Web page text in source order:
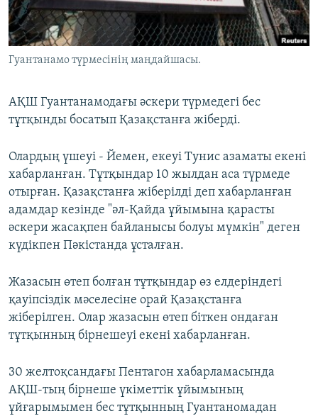
ЖАЗЫЛЫҢЫЗ
Гуантанамо түрмесінің маңдайшасы.
АҚШ Гуантанамодағы әскери түрмедегі бес
тұтқынды босатып Қазақстанға жіберді.
Олардың үшеуі - Йемен, екеуі Тунис азаматы екені
хабарланған. Тұтқындар 10 жылдан аса түрмеде
отырған. Қазақстанға жіберілді деп хабарланған
адамдар кезінде "әл-Қайда ұйымына қарасты
әскери жасақпен байланысы болуы мүмкін" деген
күдікпен Пәкістанда ұсталған.
Жазасын өтеп болған тұтқындар өз елдеріндегі
қауіпсіздік мәселесіне орай Қазақстанға
жіберілген. Олар жазасын өтеп біткен ондаған
тұтқынның бірнешеуі екені хабарланған.
30 желтоқсандағы Пентагон хабарламасында
АҚШ-тың бірнеше үкіметтік ұйымының
ұйғарымымен бес тұтқынның Гуантаномадан